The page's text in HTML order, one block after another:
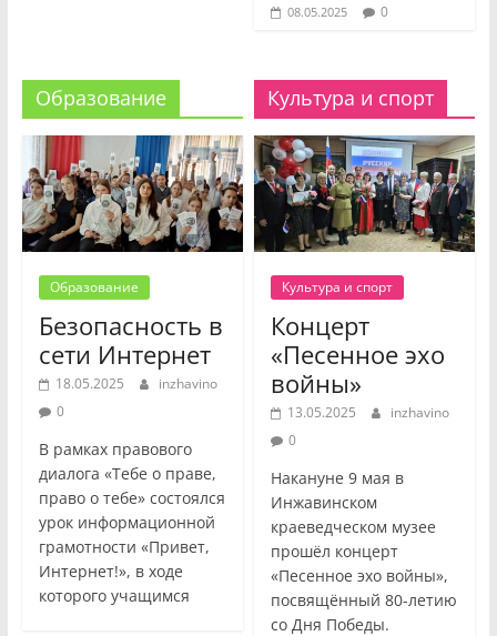
08.05.2025 0
Образование
Образование
Безопасность в
сети Интернет
18.05.2025
inzhavino
0
В рамках правового
диалога «Тебе о праве,
право о тебе» состоялся
урок информационной
грамотности «Привет,
Интернет!», в ходе
которого учащимся
Культура и спорт
Культура и спорт
Концерт
«Песенное эхо
войны»
13.05.2025
inzhavino
0
Накануне 9 мая в
Инжавинском
краеведческом музее
прошёл концерт
«Песенное эхо войны»,
посвящённый 80-летию
со Дня Победы.